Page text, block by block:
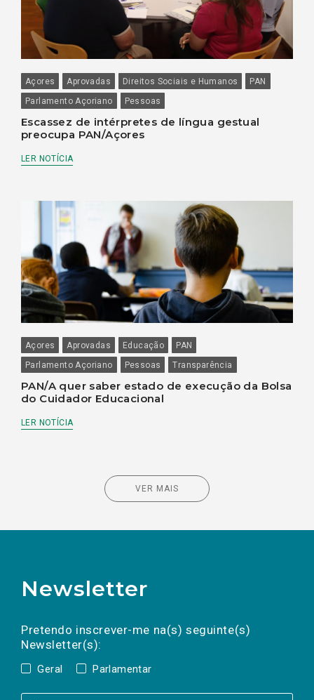
Açores Aprovadas Direitos Sociais e Humanos
PAN
Parlamento Açoriano
Pessoas
Escassez de intérpretes de língua gestual
preocupa PAN/Açores
LER NOTÍCIA
Açores Aprovadas Educação
PAN
Parlamento Açoriano
Pessoas Transparência
PAN/A quer saber estado de execução da Bolsa
do Cuidador Educacional
LER NOTÍCIA
VER MAIS
Newsletter
Pretendo inscrever-me na(s) seguinte(s)
Newsletter(s):
Geral Parlamentar
a(s) newsletter(s).
mail